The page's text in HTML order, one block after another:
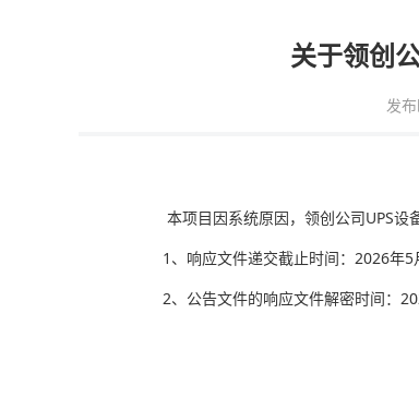
关于领创
发
本项目因系统原因，领创公司UPS设
1 、响应文件递交截止时间：2026年
2、公告文件的响应文件解密时间：